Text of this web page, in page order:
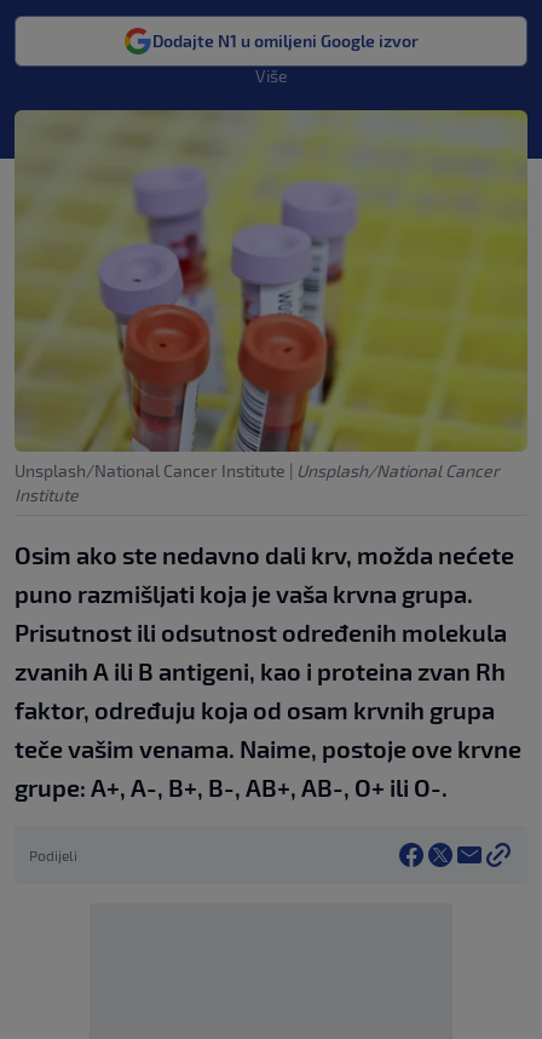
Dodajte N1 u omiljeni Google izvor
Više
Unsplash/National Cancer Institute | Unsplash/National Cancer
Institute
Osim ako ste nedavno dali krv, možda nećete
puno razmišljati koja je vaša krvna grupa.
Prisutnost ili odsutnost određenih molekula
zvanih A ili B antigeni, kao i proteina zvan Rh
faktor, određuju koja od osam krvnih grupa
teče vašim venama. Naime, postoje ove krvne
grupe: A+, A-, B+, B-, AB+, AB-, O+ ili O-.
Podijeli